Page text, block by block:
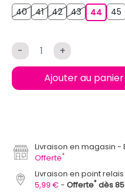
40404141 42424343444445
- +
Ajouter au panier
Livraison en magasin
Offerte*
Livraison en point relais
5,99 €
Offerte* dès